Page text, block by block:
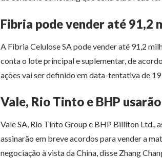
Fibria pode vender até 91,2
A Fibria Celulose SA pode vender até 91,2
conta o lote principal e suplementar, de
ações vai ser definido em data-tentativa de
Vale, Rio Tinto e BHP
Vale SA, Rio Tinto Group e BHP Billiton Ltd.,
assinarão em breve acordos para vender a
negociação à vista da China, disse Zhang